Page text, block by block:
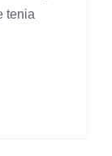
tenia